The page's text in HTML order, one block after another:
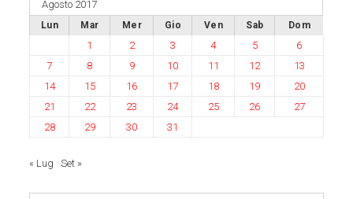
Agosto 2017
Lun Mar Mer Gio Ven Sab Dom
1 2 3 4 5
6
7
8 9 10 11 12
13
14
15 16 17 18 19
20
21
22 23 24 25 26
27
28
29 30 31
« Lug Set »